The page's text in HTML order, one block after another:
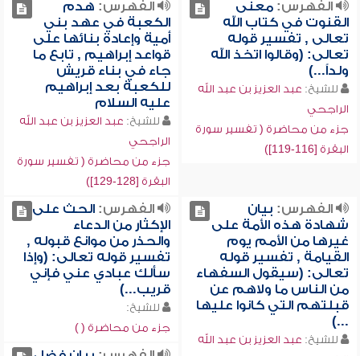
الفهرس:معنى
القنوت في كتاب الله
تعالى , تفسير قوله
تعالى: (وقالوا اتخذ الله
ولداً...)
للشيخ: عبد العزيز بن عبد الله
الراجحي
جزء من محاضرة ( تفسير سورة
البقرة [116-119])
الفهرس: هدم
الكعبة في عهد بني
أمية وإعادة بنائها على
قواعد إبراهيم , تابع ما
جاء في بناء قريش
للكعبة بعد إبراهيم
عليه السلام
للشيخ: عبد العزيز بن عبد الله
الراجحي
جزء من محاضرة ( تفسير سورة
البقرة [128-129])
الفهرس: بيان
شهادة هذه الأمة على
غيرها من الأمم يوم
القيامة , تفسير قوله
تعالى: (سيقول السفهاء
من الناس ما ولاهم عن
قبلتهم التي كانوا عليها
...)
للشيخ: عبد العزيز بن عبد الله
الفهرس:الحث على
الإكثار من الدعاء
والحذر من موانع قبوله ,
تفسير قوله تعالى: (وإذا
سألك عبادي عني فإني
قريب...)
للشيخ:
جزء من محاضرة ( )